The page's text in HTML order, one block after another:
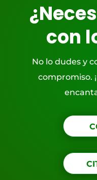
con
No lo dudes y
compromiso.